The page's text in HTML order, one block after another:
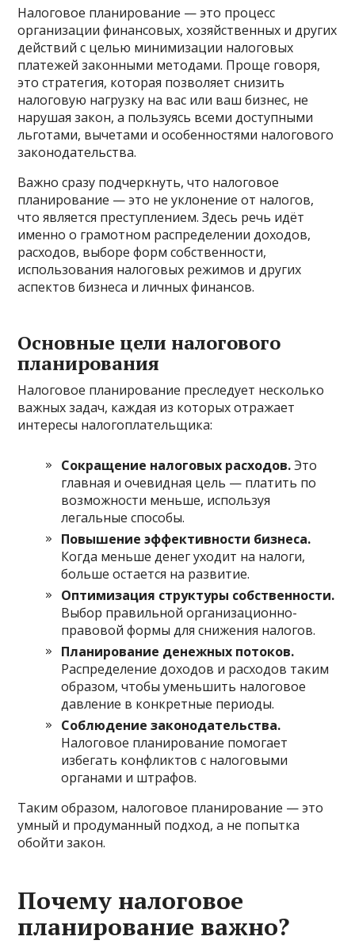
Налоговое планирование — это процесс
организации финансовых, хозяйственных и других
действий с целью минимизации налоговых
платежей законными методами. Проще говоря,
это стратегия, которая позволяет снизить
налоговую нагрузку на вас или ваш бизнес, не
нарушая закон, а пользуясь всеми доступными
льготами, вычетами и особенностями налогового
законодательства.
Важно сразу подчеркнуть, что налоговое
планирование — это не уклонение от налогов,
что является преступлением. Здесь речь идёт
именно о грамотном распределении доходов,
расходов, выборе форм собственности,
использования налоговых режимов и других
аспектов бизнеса и личных финансов.
Основные цели налогового
планирования
Налоговое планирование преследует несколько
важных задач, каждая из которых отражает
интересы налогоплательщика:
Сокращение налоговых расходов.Это
главная и очевидная цель — платить по
возможности меньше, используя
легальные способы.
Повышение эффективности бизнеса.
Когда меньше денег уходит на налоги,
больше остается на развитие.
Оптимизация структуры собственности.
Выбор правильной организационно-
правовой формы для снижения налогов.
Планирование денежных потоков.
Распределение доходов и расходов таким
образом, чтобы уменьшить налоговое
давление в конкретные периоды.
Соблюдение законодательства.
Налоговое планирование помогает
избегать конфликтов с налоговыми
органами и штрафов.
Таким образом, налоговое планирование — это
умный и продуманный подход, а не попытка
обойти закон.
Почему налоговое
планирование важно?